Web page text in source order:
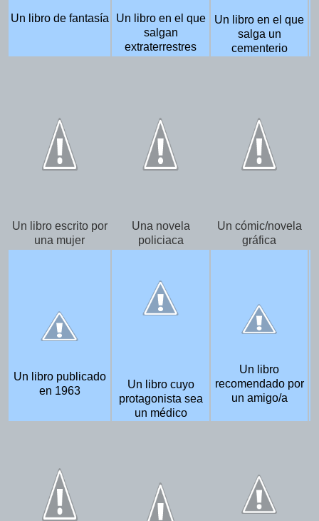
Un libro de fantasía
Un libro en el que
salgan
extraterrestres
Un libro en el que
salga un
cementerio
Un libro escrito por
una mujer
Una novela
policiaca
Un cómic/novela
gráfica
Un libro publicado
en 1963
Un libro cuyo
protagonista sea
un médico
Un libro
recomendado por
un amigo/a